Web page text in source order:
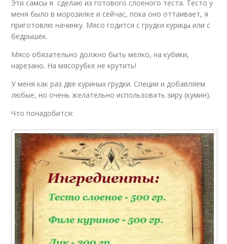
Эти самсы я сделаю из готового слоеного теста. Тесто у
меня было в морозилке и сейчас, пока оно оттаивает, я
приготовлю начинку. Мясо годится с грудки курицы или с
бедрышек.
Мясо обязательно должно быть мелко, на кубики,
нарезано. На мясорубке не крутить!
У меня как раз две куриных грудки. Специи и добавляем
любые, но очень желательно использовать зиру (кумин).
Что понадобится: